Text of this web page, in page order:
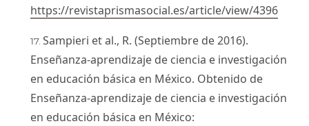
https://revistaprismasocial.es/article/view/4396
Sampieri et al., R. (Septiembre de 2016).
Enseñanza-aprendizaje de ciencia e investigación
en educación básica en México. Obtenido de
Enseñanza-aprendizaje de ciencia e investigación
en educación básica en México: